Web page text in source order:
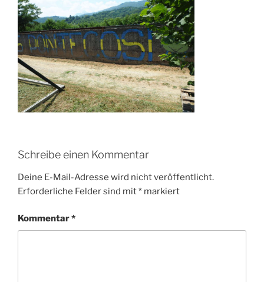
Schreibe einen Kommentar
Deine E-Mail-Adresse wird nicht veröffentlicht.
Erforderliche Felder sind mit* markiert
Kommentar*